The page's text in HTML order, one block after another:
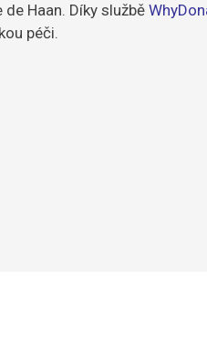
Haan. Díky službě
péči.